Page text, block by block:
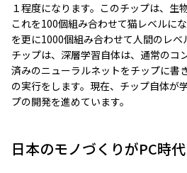
１程度になります。このチップは、生
これを100個組み合わせて猫レベルに
を更に1000個組み合わせて人間のレ
チップは、深層学習自体は、通常のコ
済みのニューラルネットをチップに書
の実行をします。現在、チップ自体が
プの開発を進めています。
日本のモノづくりがPC時